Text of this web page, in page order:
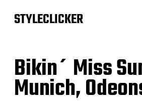
STYLECLICKER
Bikin´ Miss
Munich,